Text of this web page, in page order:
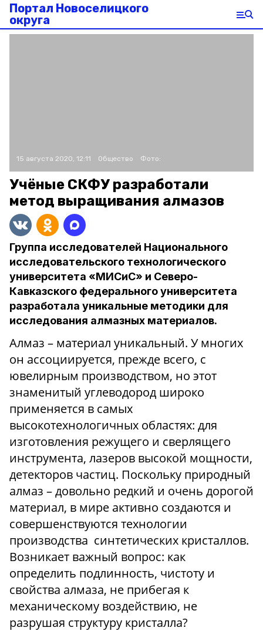
Портал Новоселицкого
округа
15 августа 2020, 12:11 Общество Фото:
Учёные СКФУ разработали
метод выращивания алмазов
Группа исследователей Национального
исследовательского технологического
университета «МИСиС» и Северо-
Кавказского федерального университета
разработала уникальные методики для
исследования алмазных материалов.
Алмаз – материал уникальный. У многих
он ассоциируется, прежде всего, с
ювелирным производством, но этот
знаменитый углеводород широко
применяется в самых
высокотехнологичных областях: для
изготовления режущего и сверлящего
инструмента, лазеров высокой мощности,
детекторов частиц. Поскольку природный
алмаз – довольно редкий и очень дорогой
материал, в мире активно создаются и
совершенствуются технологии
производства синтетических кристаллов.
Возникает важный вопрос: как
определить подлинность, чистоту и
свойства алмаза, не прибегая к
механическому воздействию, не
разрушая структуру кристалла?